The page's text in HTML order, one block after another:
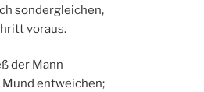
sondergleichen,
voraus.
der Mann
entweichen;